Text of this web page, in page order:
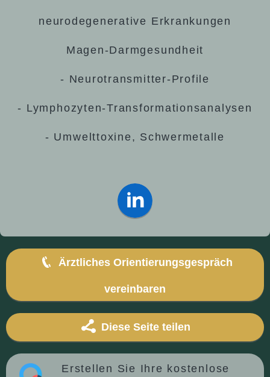
neurodegenerative Erkrankungen
Magen-Darmgesundheit
- Neurotransmitter-Profile
- Lymphozyten-Transformationsanalysen
- Umwelttoxine, Schwermetalle
Ärztliches Orientierungsgespräch
vereinbaren
Diese Seite teilen
Erstellen Sie Ihre kostenlose